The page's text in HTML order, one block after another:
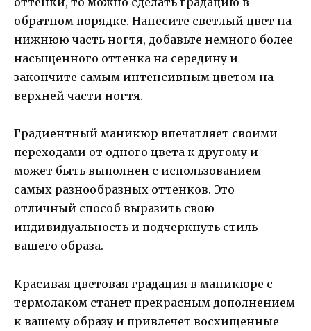
обратном порядке. Нанесите светлый цвет на
нижнюю часть ногтя, добавьте немного более
насыщенного оттенка на середину и
закончите самым интенсивным цветом на
верхней части ногтя.
Градиентный маникюр впечатляет своими
переходами от одного цвета к другому и
может быть выполнен с использованием
самых разнообразных оттенков. Это
отличный способ выразить свою
индивидуальность и подчеркнуть стиль
вашего образа.
Красивая цветовая градация в маникюре с
термолаком станет прекрасным дополнением
к вашему образу и привлечет восхищенные